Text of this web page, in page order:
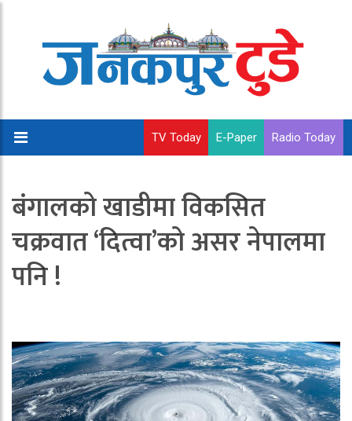
TV Today E-Paper Radio Today
बंगालको खाडीमा विकसित
चक्रवात ‘दित्वा’को असर नेपालमा
पनि !